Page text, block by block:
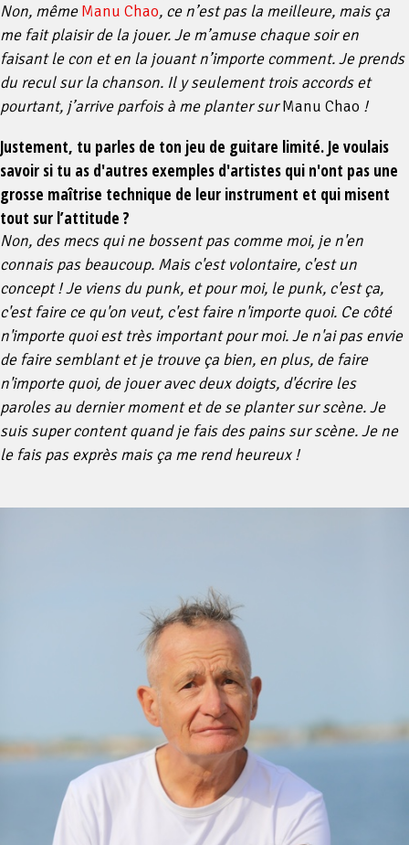
Non, mêmeManu Chao, ce n’est pas la meilleure, mais ça
me fait plaisir de la jouer. Je m’amuse chaque soir en
faisant le con et en la jouant n’importe comment. Je prends
du recul sur la chanson. Il y seulement trois accords et
pourtant, j’arrive parfois à me planter surManu Chao !
Justement, tu parles de ton jeu de guitare limité. Je voulais
savoir si tu as d'autres exemples d'artistes qui n'ont pas une
grosse maîtrise technique de leur instrument et qui misent
tout sur l’attitude ?
Non, des mecs qui ne bossent pas comme moi, je n'en
connais pas beaucoup. Mais c'est volontaire, c'est un
concept ! Je viens du punk, et pour moi, le punk, c'est ça,
c'est faire ce qu'on veut, c'est faire n'importe quoi. Ce côté
n'importe quoi est très important pour moi. Je n'ai pas envie
de faire semblant et je trouve ça bien, en plus, de faire
n'importe quoi, de jouer avec deux doigts, d'écrire les
paroles au dernier moment et de se planter sur scène. Je
suis super content quand je fais des pains sur scène. Je ne
le fais pas exprès mais ça me rend heureux !